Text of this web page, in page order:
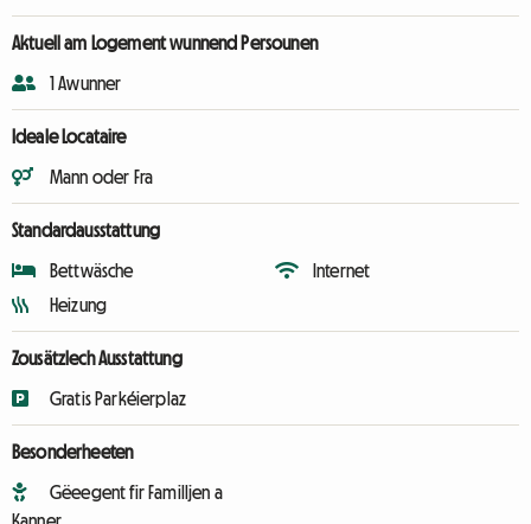
Aktuell am Logement wunnend Persounen
1 Awunner
Ideale Locataire
Mann oder Fra
Standardausstattung
Bettwäsche
Heizung
Internet
Zousätzlech Ausstattung
Gratis Parkéierplaz
Besonderheeten
Gëeegent fir Familljen a